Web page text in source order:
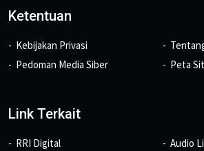
Ketentuan
Kebijakan Privasi
Pedoman Media Siber
Peta
Link Terkait
RRI Digital
Audio